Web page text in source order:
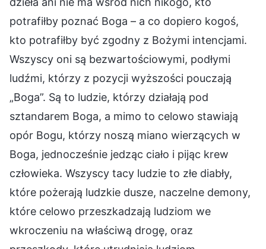
potrafiłby poznać Boga – a co dopiero kogoś,
kto potrafiłby być zgodny z Bożymi intencjami.
Wszyscy oni są bezwartościowymi, podłymi
ludźmi, którzy z pozycji wyższości pouczają
„Boga”. Są to ludzie, którzy działają pod
sztandarem Boga, a mimo to celowo stawiają
opór Bogu, którzy noszą miano wierzących w
Boga, jednocześnie jedząc ciało i pijąc krew
człowieka. Wszyscy tacy ludzie to złe diabły,
które pożerają ludzkie dusze, naczelne demony,
które celowo przeszkadzają ludziom we
wkroczeniu na właściwą drogę, oraz